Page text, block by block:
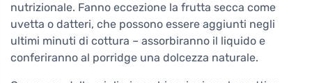
nutrizionale. Fanno eccezione la frutta secca come
uvetta o datteri, che possono essere aggiunti negli
ultimi minuti di cottura – assorbiranno il liquido e
conferiranno al porridge una dolcezza naturale.